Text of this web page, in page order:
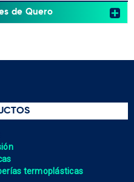
de Quero
termoplásticas